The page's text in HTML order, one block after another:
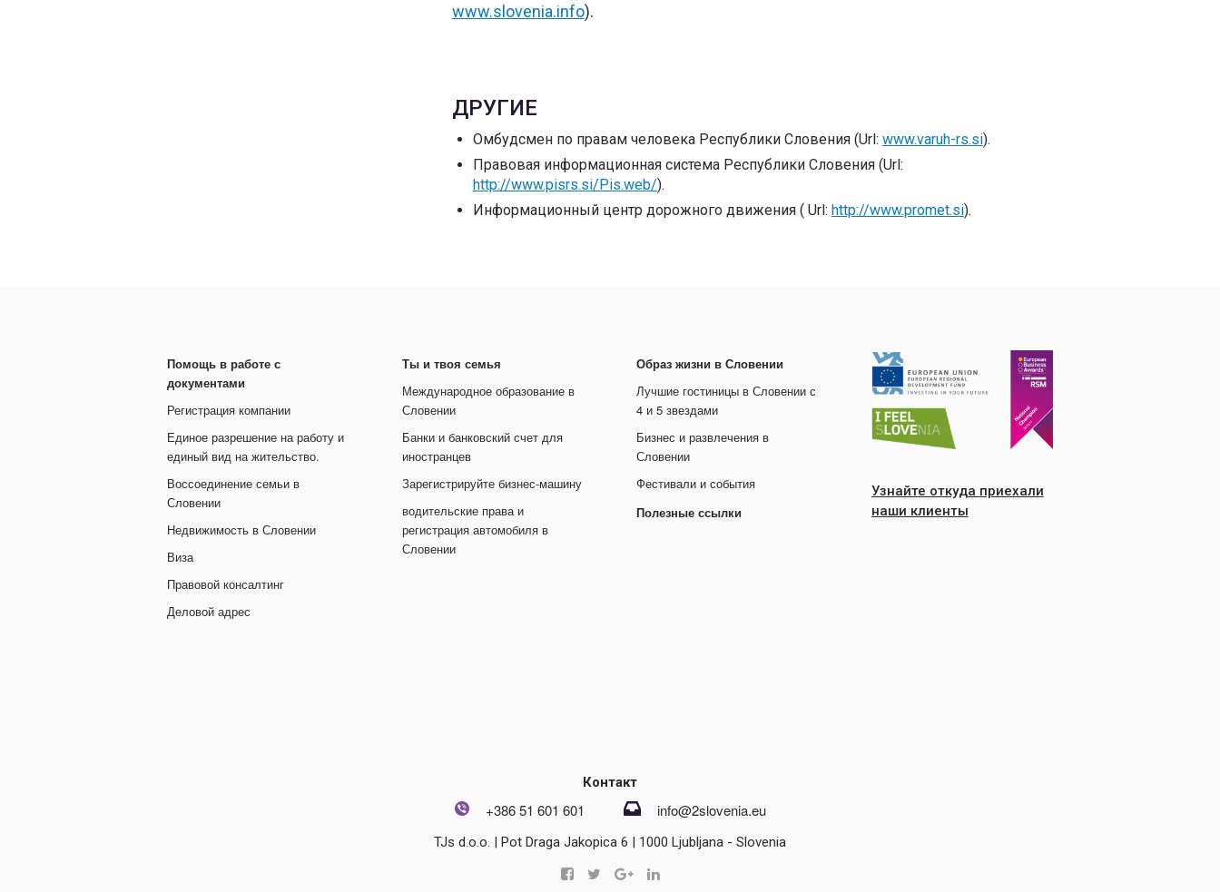
www.slovenia.info).
ДРУГИЕ
Омбудсмен по правам человека Республики Словения (Url: www.varuh-rs.si).
Правовая информационная система Республики Словения (Url:
http://www.pisrs.si/Pis.web/).
Информационный центр дорожного движения ( Url: http://www.promet.si).
Помощь в работе с
документами
Регистрация компании
Единое разрешение на работу и
единый вид на жительство.
Воссоединение семьи в
Словении
Недвижимость в Словении
Виза
Правовой консалтинг
Деловой адрес
Ты и твоя семья
Международное образование в
Словении
Банки и банковский счет для
иностранцев
Зарегистрируйте бизнес-машину
водительские права и
регистрация автомобиля в
Словении
Образ жизни в Словении
Лучшие гостиницы в Словении с
4 и 5 звездами
Бизнес и развлечения в
Словении
Фестивали и события
Полезные ссылки
Узнайте откуда приехали
наши клиенты
Контакт
+386 51 601 601 info@2slovenia.eu
TJs d.o.o. | Pot Draga Jakopica 6 | 1000 Ljubljana - Slovenia